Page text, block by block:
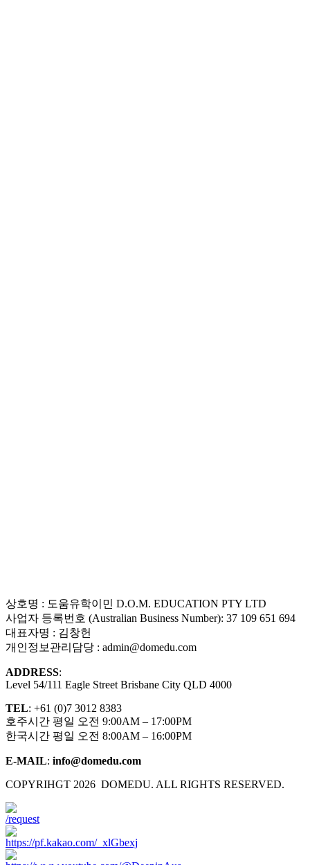
상호명 : 도움유학이민 D.O.M. EDUCATION PTY LTD
사업자 등록번호 (Australian Business Number): 37 109 651 694
대표자명 : 김창헌
개인정보관리담당 : admin@domedu.com
ADDRESS:
Level 54/111 Eagle Street Brisbane City QLD 4000
TEL: +61 (0)7 3012 8383
호주시간 평일 오전 9:00AM – 17:00PM
한국시간 평일 오전 8:00AM – 16:00PM
E-MAIL: info@domedu.com
COPYRIHGT 2026 DOMEDU. ALL RIGHTS RESERVED.